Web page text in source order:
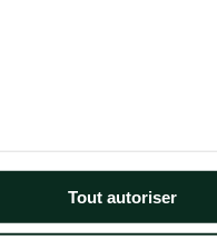
Tout autoriser
Pompes Funèbres des
nous ?